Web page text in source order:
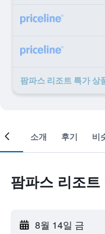
팜파스 리조트 ​특가 ​상
객실 소개 후기 비
팜파스 리조
8월 14일 금